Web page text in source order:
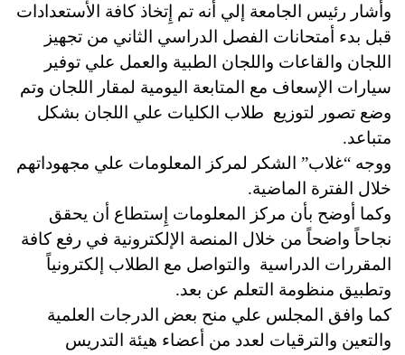
وأشار رئيس الجامعة إلي أنه تم إِتخاذ كافة الأستعدادات
قبل بدء أمتحانات الفصل الدراسي الثاني من تجهيز
اللجان والقاعات واللجان الطبية والعمل علي توفير
سيارات الإسعاف مع المتابعة اليومية لمقار اللجان وتم
وضع تصور لتوزيع طلاب الكليات علي اللجان بشكل
متباعد.
ووجه “غلاب” الشكر لمركز المعلومات علي مجهوداتهم
خلال الفترة الماضية.
وكما أوضح بأن مركز المعلومات إِستطاع أن يحقق
نجاحاً واضحاً من خلال المنصة الإلكترونية في رفع كافة
المقررات الدراسية والتواصل مع الطلاب إلكترونياً
وتطبيق منظومة التعلم عن بعد.
كما وافق المجلس علي منح بعض الدرجات العلمية
والتعين والترقيات لعدد من أعضاء هيئة التدريس